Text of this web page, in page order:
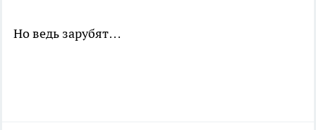
Но ведь зарубят…